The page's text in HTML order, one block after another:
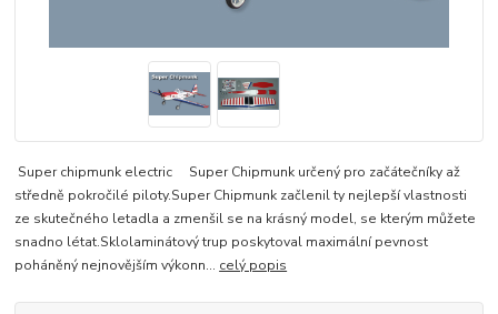
Super chipmunk electric Super Chipmunk určený pro začátečníky až
středně pokročilé piloty.Super Chipmunk začlenil ty nejlepší vlastnosti
ze skutečného letadla a zmenšil se na krásný model, se kterým můžete
snadno létat.Sklolaminátový trup poskytoval maximální pevnost
poháněný nejnovějším výkonn... celý popis